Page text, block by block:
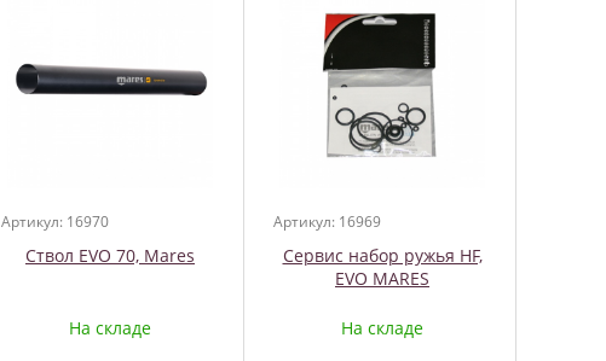
Артикул: 16970
Ствол EVO 70, Mares
На складе
Артикул: 16969
Сервис набор ружья HF,
EVO MARES
На складе